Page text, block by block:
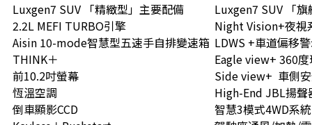
Luxgen7 SUV 「精緻型」主要配備
Luxgen7 SUV 「
2.2L MEFI TURBO引擎
Night Vision+夜視
Aisin 10-mode智慧型五速手自排變速箱 LDWS +車道偏移
THINK＋
Eagle view+ 360
前10.2吋螢幕
Side view+ 車側
恆溫空調
High-End JBL揚聲
倒車顯影CCD
智慧3模式4WD系統